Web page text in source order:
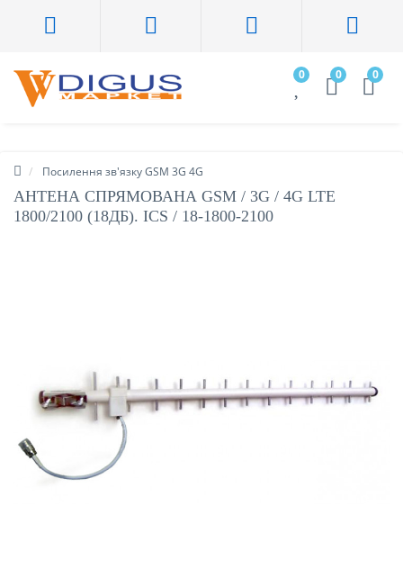
0 0 0
Посилення зв'язку GSM 3G 4G
АНТЕНА СПРЯМОВАНА GSM / 3G / 4G LTE
1800/2100 (18ДБ). ICS / 18-1800-2100